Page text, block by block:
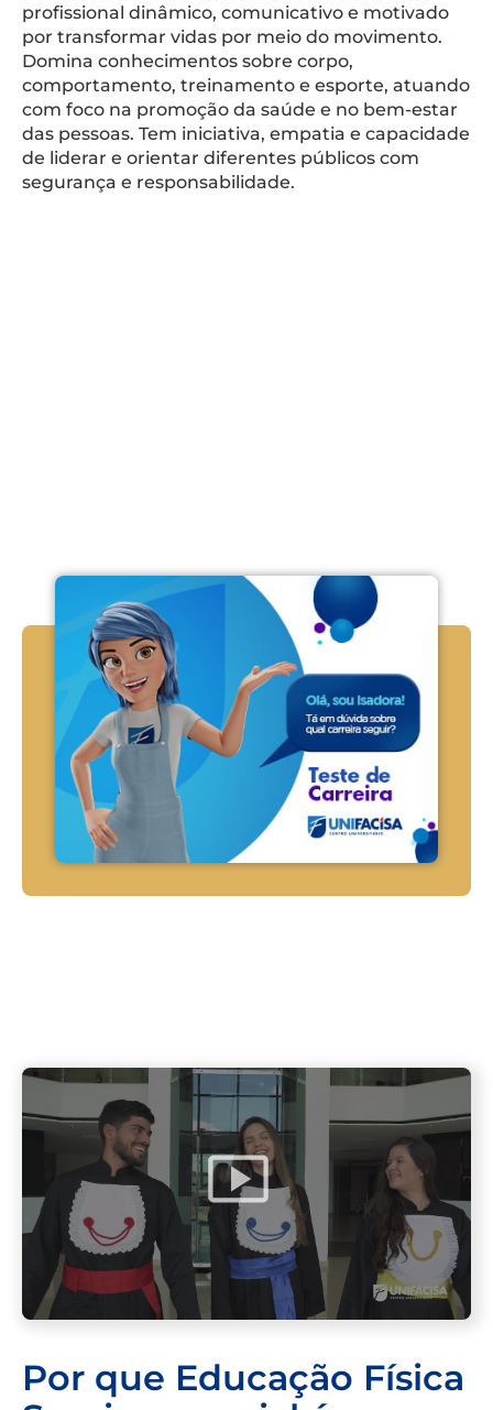
profissional dinâmico, comunicativo e motivado
por transformar vidas por meio do movimento.
Domina conhecimentos sobre corpo,
comportamento, treinamento e esporte, atuando
com foco na promoção da saúde e no bem-estar
das pessoas. Tem iniciativa, empatia e capacidade
de liderar e orientar diferentes públicos com
segurança e responsabilidade.
Por que Educação Física